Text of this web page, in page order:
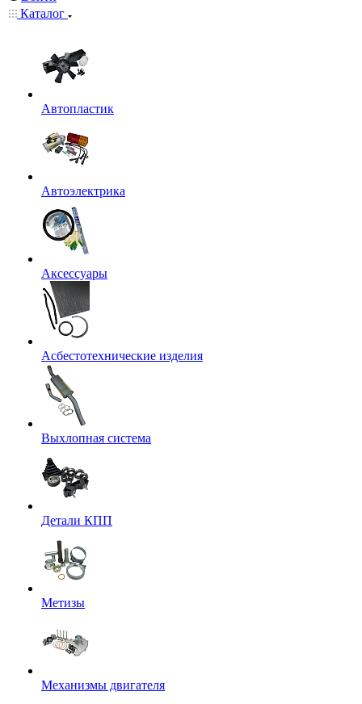
Каталог
Автопластик
Автоэлектрика
Аксессуары
Асбестотехнические изделия
Выхлопная система
Детали КПП
Метизы
Механизмы двигателя